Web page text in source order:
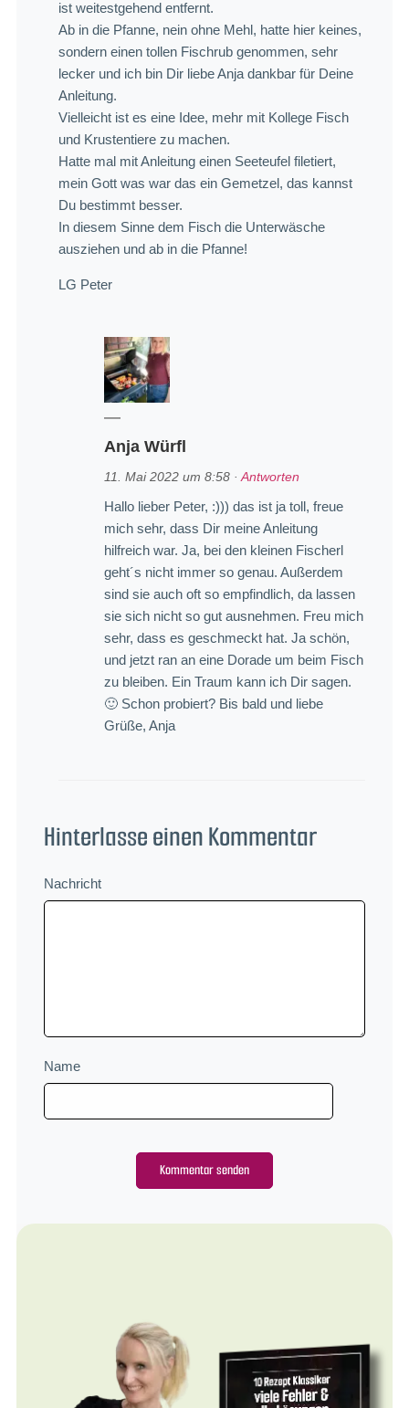
ist weitestgehend entfernt.
Ab in die Pfanne, nein ohne Mehl, hatte hier keines,
sondern einen tollen Fischrub genommen, sehr
lecker und ich bin Dir liebe Anja dankbar für Deine
Anleitung.
Vielleicht ist es eine Idee, mehr mit Kollege Fisch
und Krustentiere zu machen.
Hatte mal mit Anleitung einen Seeteufel filetiert,
mein Gott was war das ein Gemetzel, das kannst
Du bestimmt besser.
In diesem Sinne dem Fisch die Unterwäsche
ausziehen und ab in die Pfanne!
LG Peter
Anja Würfl
11. Mai 2022 um 8:58· Antworten
Hallo lieber Peter, :))) das ist ja toll, freue
mich sehr, dass Dir meine Anleitung
hilfreich war. Ja, bei den kleinen Fischerl
geht´s nicht immer so genau. Außerdem
sind sie auch oft so empfindlich, da lassen
sie sich nicht so gut ausnehmen. Freu mich
sehr, dass es geschmeckt hat. Ja schön,
und jetzt ran an eine Dorade um beim Fisch
zu bleiben. Ein Traum kann ich Dir sagen.
🙂 Schon probiert? Bis bald und liebe
Grüße, Anja
Hinterlasse einen Kommentar
Nachricht
Name